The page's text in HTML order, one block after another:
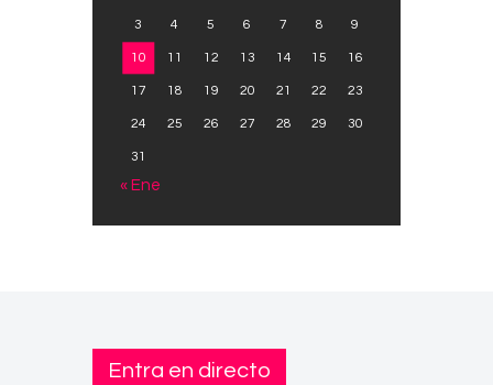
3 4 5 6 7 8 9
10 11 12 13 14 15 16
17 18 19 20 21 22 23
24 25 26 27 28 29 30
31
« Ene
Entra en directo